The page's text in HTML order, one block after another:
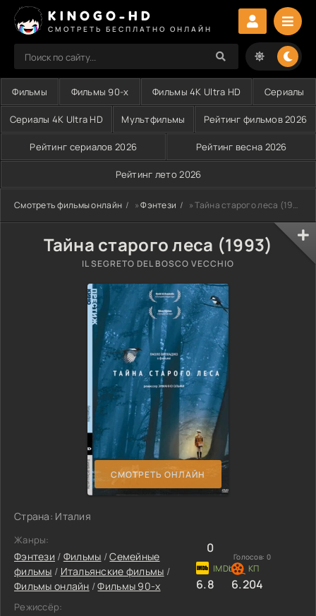
KINOGO-HD
СМОТРЕТЬ БЕСПЛАТНО ОНЛАЙН
Фильмы Фильмы 90-х Фильмы 4K Ultra HD Сериалы
Сериалы 4K Ultra HD Мультфильмы Рейтинг фильмов 2026
Рейтинг сериалов 2026 Рейтинг весна 2026
Рейтинг лето 2026
Смотреть фильмы онлайн »Фэнтези » Тайна старого леса (1993)
Тайна старого леса (1993)
IL SEGRETO DEL BOSCO VECCHIO
СМОТРЕТЬ ОНЛАЙН
Страна: Италия
Жанры:
Фэнтези / Фильмы /Семейные
фильмы / Итальянские фильмы /
Фильмы онлайн /Фильмы 90-х
Режиссёр:
0
Голосов: 0
6.8 6.204